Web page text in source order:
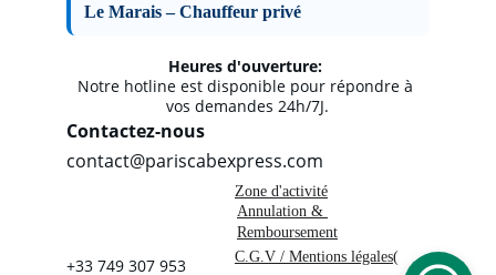
Contactez-nous
contact@pariscabexpress.com
Heures d'ouverture:
Notre hotline est disponible pour répondre à
vos demandes 24h/7J.
+33 749 307 953 C.G.V / Mentions légales(
Annulation &
Remboursement
Zone d'activité